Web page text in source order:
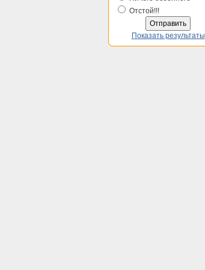
Отстой!!!
Показать результаты